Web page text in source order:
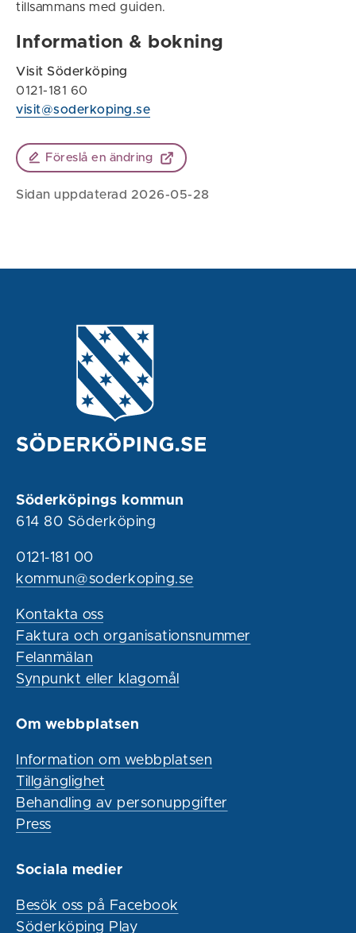
tillsammans med guiden.
Information & bokning
Visit Söderköping
0121-181 60
visit@soderkoping.se
Föreslå en ändring
Sidan uppdaterad 2026-05-28
Söderköpings kommun
614 80 Söderköping
0121-181 00
kommun@soderkoping.se
Kontakta oss
Faktura och organisationsnummer
Felanmälan
Synpunkt eller klagomål
Om webbplatsen
Information om webbplatsen
Tillgänglighet
Behandling av personuppgifter
Press
Sociala medier
Besök oss på Facebook
Söderköping Play